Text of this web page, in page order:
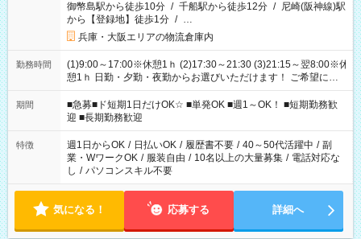
御幣島駅から徒歩10分 / 千船駅から徒歩12分 / 尼崎(阪神線)駅
から【登録地】徒歩1分 / …
兵庫・大阪エリアの物流倉庫内
勤務時間
(1)9:00～17:00※休憩1ｈ (2)17:30～21:30 (3)21:15～翌8:00※休
憩1ｈ 日勤・夕勤・夜勤からお選びいただけます！ ご希望に合
わせて働けるお仕事です(*^^*) 【その他選べる勤務時間】 8-17
時/9-17時/9-18時/10-18時/11-21時/18-22時/20-翌4時/21-翌5
時/22-翌6時/0-翌8時 ご自身のご都合で選んで頂ける完全自由シ
フト！
期間
■急募■ド短期1日だけOK☆ ■単発OK ■週1～OK！ ■短期勤務歓
迎 ■長期勤務歓迎
特徴 週1日からOK / 日払いOK / 履歴書不要 / 40～50代活躍中 / 副
業・WワークOK / 服装自由 / 10名以上の大量募集 / 電話対応な
し / パソコンスキル不要
気になる！ 応募する 詳細へ